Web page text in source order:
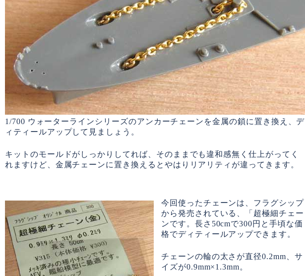
1/700 ウォーターラインシリーズのアンカーチェーンを金属の鎖に置き換え、デ
ィティールアップして見ましょう。
キットのモールドがしっかりしてれば、そのままでも違和感無く仕上がってく
れますけど、金属チェーンに置き換えるとやはりリアリティが違ってきます。
今回使ったチェーンは、フラグシップ
から発売されている、「超極細チェー
ンです。長さ50cmで300円と手頃な価
格でディティールアップできます。
チェーンの輪の太さが直径0.2mm、サ
イズが0.9mm×1.3mm。